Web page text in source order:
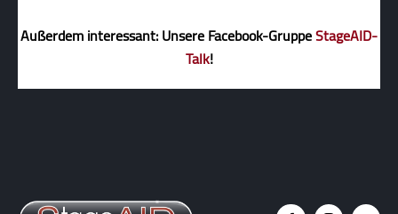
Außerdem interessant: Unsere Facebook-GruppeStageAID-
Talk!